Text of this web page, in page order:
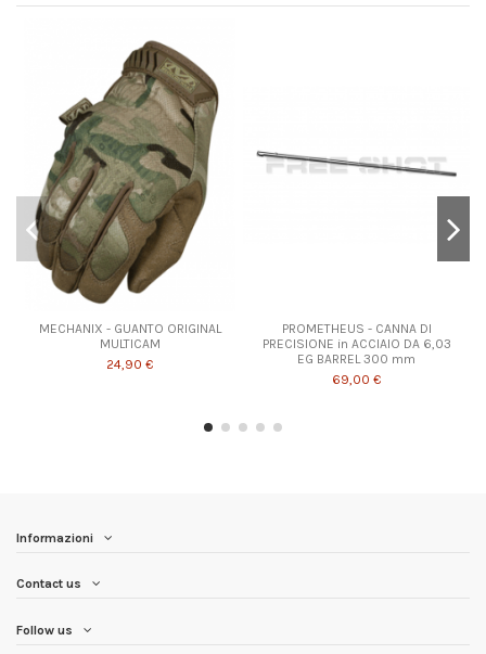
MECHANIX - GUANTO ORIGINAL
MULTICAM
24,90 €
PROMETHEUS - CANNA DI
PRECISIONE in ACCIAIO DA 6,03
EG BARREL 300 mm
69,00 €
Informazioni
Contact us
Follow us